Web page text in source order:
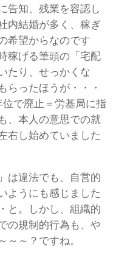
告知、残業を容認し
内結婚が多く、稼ぎ
希望からなのです
稼げる筆頭の「宅配
たり、せっかくな
らったほうが・・・
で廃止＝労基局に指
、本人の意思での就
右し始めていました
は違法でも、自営的
ようにも感じました
と。しかし、組織的
の規制的行為も、や
～～？ですね。